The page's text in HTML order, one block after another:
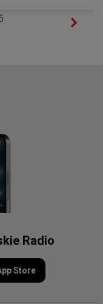
Radio
Store